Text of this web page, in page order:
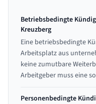
Betriebsbedingte
Kreuzberg
Eine betriebsbedingte
Arbeitsplatz aus
keine zumutbare
Arbeitgeber muss eine
Personenbedingte